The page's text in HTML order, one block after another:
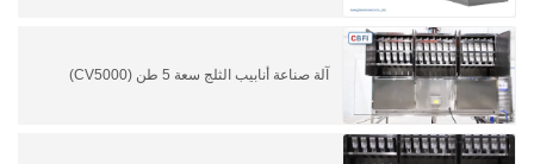
آلة صناعة أنابيب الثلج سعة 5 طن (CV5000)